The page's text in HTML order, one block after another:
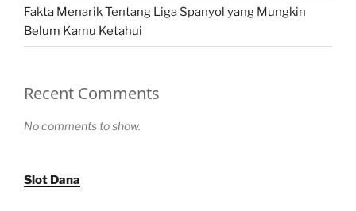
Fakta Menarik Tentang Liga Spanyol yang Mungkin
Belum Kamu Ketahui
Recent Comments
No comments to show.
Slot Dana